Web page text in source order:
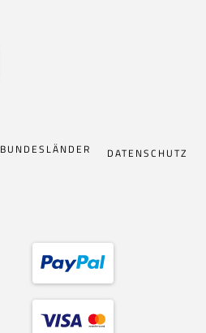
BUNDESLÄNDER
DATENSCHUTZ